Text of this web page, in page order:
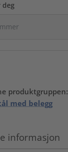
produktgruppen:
med belegg
informasjon